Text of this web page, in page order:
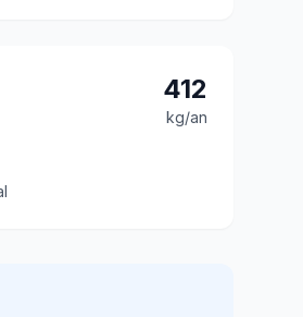
412
kg/an